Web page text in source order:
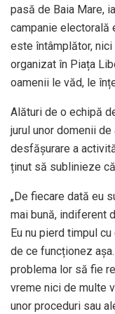
pasă de Baia Mare,
campanie electorală
este întâmplător,
organizat în Piața
oamenii le văd, le
Alături de o echipă
jurul unor domenii
desfășurare a
ținut să sublinieze
„De fiecare dată eu
mai bună, indiferent
Eu nu pierd timpul
de ce funcționez
problema lor să fie
vreme nici de multe
unor proceduri sau